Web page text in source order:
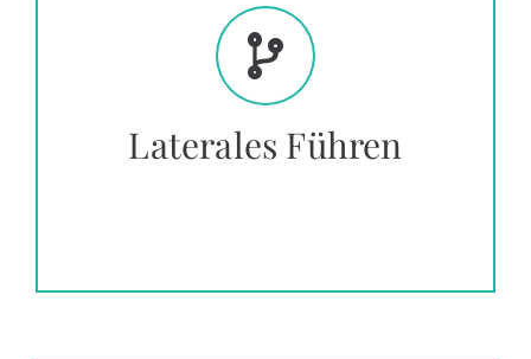
Laterales Führen